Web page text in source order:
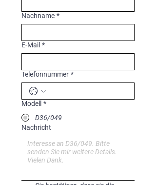
Nachname *
E-Mail *
Telefonnummer *
Modell
*
D36/049
Nachricht